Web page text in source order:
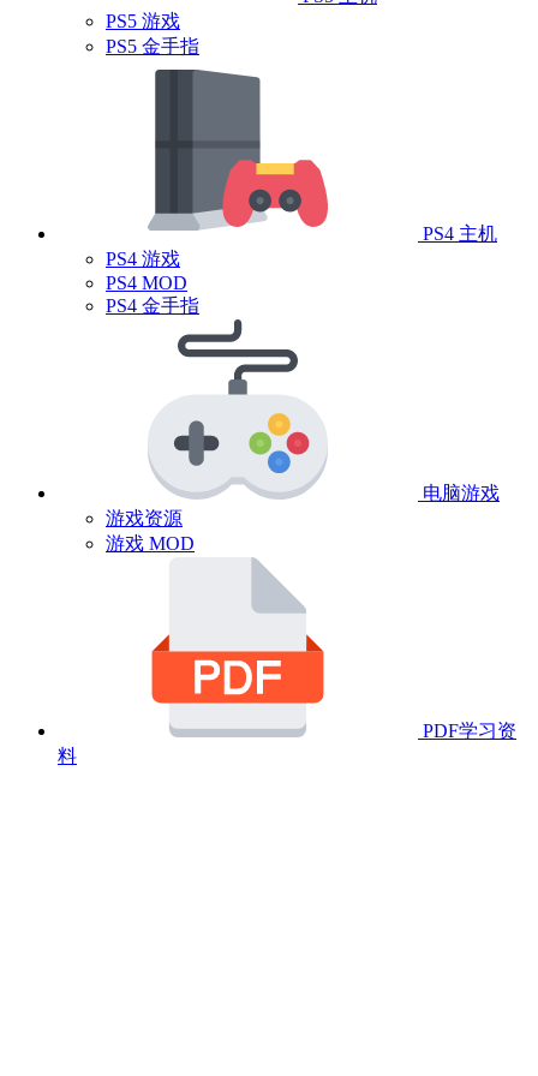
PS5 游戏
PS5 金手指
PS4 主机
PS4 游戏
PS4 MOD
PS4 金手指
电脑游戏
游戏资源
游戏 MOD
PDF学习资
料